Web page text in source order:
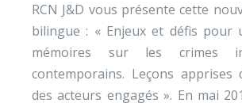
RCN J&D vous présente cette
bilingue : « Enjeux et défis pour
mémoires sur les crimes
contemporains. Leçons apprises
des acteurs engagés ». En mai